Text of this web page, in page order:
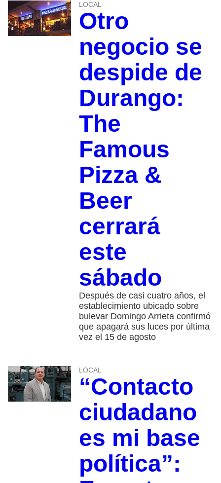
LOCAL
Otro
negocio se
despide de
Durango:
The
Famous
Pizza &
Beer
cerrará
este
sábado
Después de casi cuatro años, el
establecimiento ubicado sobre
bulevar Domingo Arrieta confirmó
que apagará sus luces por última
vez el 15 de agosto
LOCAL
“Contacto
ciudadano
es mi base
política”: